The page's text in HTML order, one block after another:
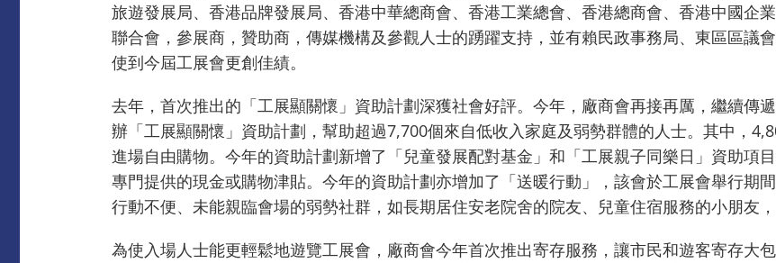
旅遊發展局、香港品牌發展局、香港中華總商會、香港工業總會、香港總商會、香港中國企
聯合會，參展商，贊助商，傳媒機構及參觀人士的踴躍支持，並有賴民政事務局、東區區議
使到今屆工展會更創佳績。
去年，首次推出的「工展顯關懷」資助計劃深獲社會好評。今年，廠商會再接再厲，繼續傳
辦「工展顯關懷」資助計劃，幫助超過7,700個來自低收入家庭及弱勢群體的人士。其中，
進場自由購物。今年的資助計劃新增了「兒童發展配對基金」和「工展親子同樂日」資助項
專門提供的現金或購物津貼。今年的資助計劃亦增加了「送暖行動」，該會於工展會舉行期
行動不便、未能親臨會場的弱勢社群，如長期居住安老院舍的院友、兒童住宿服務的小朋友，
為使入場人士能更輕鬆地遊覽工展會，廠商會今年首次推出寄存服務，讓市民和遊客寄存大